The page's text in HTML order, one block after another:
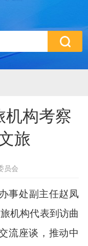
机构考察
旅
员会
事处副主任赵凤
机构代表到访曲
流座谈，推动中